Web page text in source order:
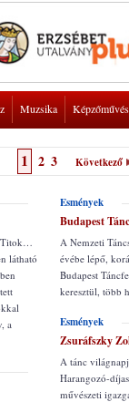
Muzsika
1 2 3 Következő
Titok…
látható
a
Esmények
Budapest
A Nemzeti
évébe lépő,
Budapest
keresztül, több
Esmények
Zsuráfszky
A tánc
Harangozó-
művészeti